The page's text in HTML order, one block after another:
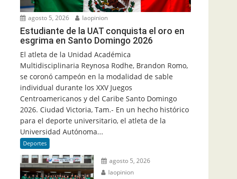
agosto 5, 2026 laopinion
Estudiante de la UAT conquista el oro en
esgrima en Santo Domingo 2026
El atleta de la Unidad Académica
Multidisciplinaria Reynosa Rodhe, Brandon Romo,
se coronó campeón en la modalidad de sable
individual durante los XXV Juegos
Centroamericanos y del Caribe Santo Domingo
2026. Ciudad Victoria, Tam.- En un hecho histórico
para el deporte universitario, el atleta de la
Universidad Autónoma...
Deportes
agosto 5, 2026
laopinion